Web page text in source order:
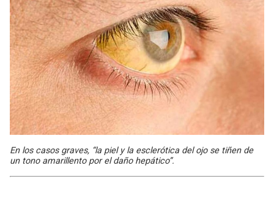
En los casos graves, “la piel y la esclerótica del ojo se tiñen de
un tono amarillento por el daño hepático”.